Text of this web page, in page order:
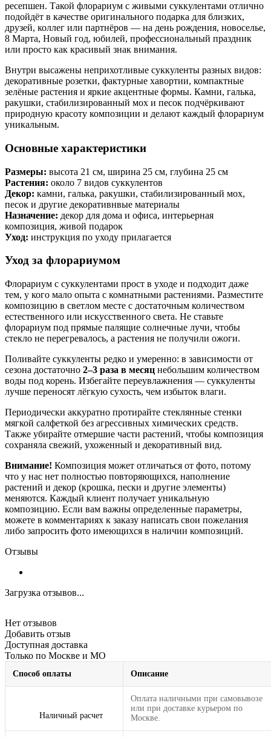
ресепшен. Такой флорариум с живыми суккулентами отлично
подойдёт в качестве оригинального подарка для близких,
друзей, коллег или партнёров — на день рождения, новоселье,
8 Марта, Новый год, юбилей, профессиональный праздник
или просто как красивый знак внимания.
Внутри высажены неприхотливые суккуленты разных видов:
декоративные розетки, фактурные хавортии, компактные
зелёные растения и яркие акцентные формы. Камни, галька,
ракушки, стабилизированный мох и песок подчёркивают
природную красоту композиции и делают каждый флорариум
уникальным.
Основные характеристики
Размеры: высота 21 см, ширина 25 см, глубина 25 см
Растения: около 7 видов суккулентов
Декор: камни, галька, ракушки, стабилизированный мох,
песок и другие декоративнвые материалы
Назначение: декор для дома и офиса, интерьерная
композиция, живой подарок
Уход: инструкция по уходу прилагается
Уход за флорариумом
Флорариум с суккулентами прост в уходе и подходит даже
тем, у кого мало опыта с комнатными растениями. Разместите
композицию в светлом месте с достаточным количеством
естественного или искусственного света. Не ставьте
флорариум под прямые палящие солнечные лучи, чтобы
стекло не перегревалось, а растения не получили ожоги.
Поливайте суккуленты редко и умеренно: в зависимости от
сезона достаточно 2–3 раза в месяц небольшим количеством
воды под корень. Избегайте переувлажнения — суккуленты
лучше переносят лёгкую сухость, чем избыток влаги.
Периодически аккуратно протирайте стеклянные стенки
мягкой салфеткой без агрессивных химических средств.
Также убирайте отмершие части растений, чтобы композиция
сохраняла свежий, ухоженный и декоративный вид.
Внимание! Композиция может отличаться от фото, потому
что у нас нет полностью повторяющихся, наполнение
растений и декор (крошка, пески и другие элементы)
меняются. Каждый клиент получает уникальную
композицию. Если вам важны определенные параметры,
можете в комментариях к заказу написать свои пожелания
либо запросить фото имеющихся в наличии композиций.
Отзывы
Загрузка отзывов...
Нет отзывов
Добавить отзыв
Доступная доставка
Только по Москве и МО
Способ оплаты Описание
Наличный расчет
Оплата наличными при самовывозе
или при доставке курьером по
Москве.